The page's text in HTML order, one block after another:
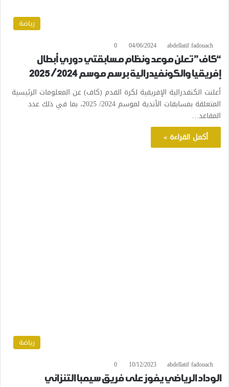
رياضة
abdellatif fadouach
04/06/2024
0
“كاف” تعلن موعد ونظام مسابقتي دوري أبطال
إفريقيا والكونفيدرالية برسم موسم 2024/ 2025
أعلنت الكنفدرالية الإفريقية لكرة القدم (كاف) عن المعلومات الرئيسية
المتعلقة بمسابقات الأندية لموسم 2024/ 2025، بما في ذلك عدد
المقاعد…
أكمل القراءة »
رياضة
abdellatif fadouach
10/12/2023
0
الوداد الرياضي يفوز على فريق سيمبا التنزاني